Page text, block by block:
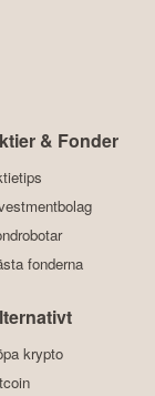
& Fonder
fonderna
krypto